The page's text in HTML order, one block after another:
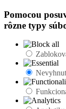
Pomocou
rôzne typy